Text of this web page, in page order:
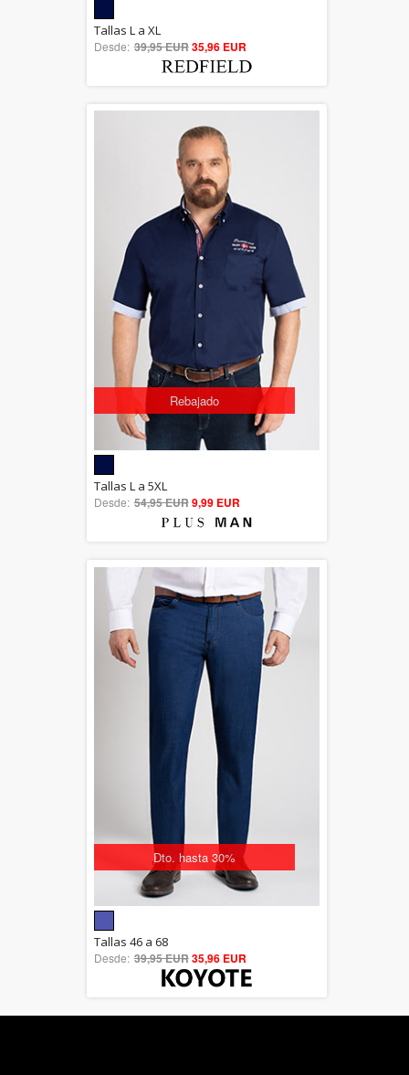
out of 5
Tallas L a XL
Desde: 39,95 EUR35,96 EUR
Rebajado
out of 5
Tallas L a 5XL
Desde: 54,95 EUR9,99 EUR
Dto. hasta 30%
out of 5
Tallas 46 a 68
Desde: 39,95 EUR35,96 EUR